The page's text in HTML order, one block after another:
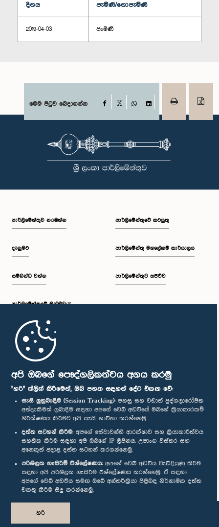
අපි ඔබගේ පෞද්ගලිකත්වය අගය කරමු
"හරි" ක්ලික් කිරීමෙන්, ඔබ පහත සඳහන් දේට එකඟ වේ:
සැසි ලුහුබැඳීම (Session Tracking): පහසු සහ වඩාත් පුද්ගලාරෝපිත
අත්දැකීමක් ලබාදීම සඳහා අපගේ වෙබ් අඩවියේ ඔබගේ ක්‍රියාකාරකම්
නිරීක්ෂණය කිරීමට අපි සැසි භාවිතා කරන්නෙමු.
දත්ත සටහන් කිරීම: අපගේ සේවාවන්හි ආරක්ෂාව සහ ක්‍රියාකාරීත්වය
සහතික කිරීම සඳහා අපි ඔබගේ IP ලිපිනය, උපාංග විස්තර සහ
අනෙකුත් අදාළ දත්ත සටහන් කරගන්නෙමු.
පරිශීලක හැසිරීම් විශ්ලේෂණය: අපගේ වෙබ් අඩවිය වැඩිදියුණු කිරීම
සඳහා අපි පරිශීලක හැසිරීම විශ්ලේෂණය කරන්නෙමු. ඒ සඳහා
අපගේ වෙබ් අඩවිය සමඟ ඔබේ අන්තර්ක්‍රියා පිළිබඳ නිර්නාමික දත්ත
එකතු කිරීම සිදු කරන්නෙමු.
හරි
දිනය පැමිණි/නොපැමිණි
2019-04-03 පැමිණි
මෙම පිටුව බෙදාගන්න Facebook
WhatsAppLinkedIn
පාර්ලි‌මේන්තුව නරඹන්න
දැනුමට
සම්බන්ධ වන්න
පාර්ලි‌මේන්තුවේ මන්ත්‍රීවරු
මුල් පිටුව
පාර්ලිමේන්තුවේ කටයුතු
පාර්ලිමේන්තු මහලේකම් කාර්යාලය
පාර්ලිමේන්තුව සජීවීව
පාර්ලිමේන්තු ජංගම යෙදුම
අප හා සම්බන්ධ වී සිටින්න :
සම්මාන
පෞද්ගලිකත්ව ප්‍රතිපත්තිය